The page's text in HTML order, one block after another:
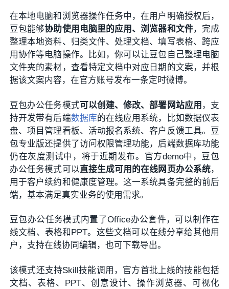
在本地电脑和浏览器操作任务中，在用户明确授权后，
豆包能够协助使用电脑里的应用、浏览器和文件，完成
整理本地资料、归类文件、处理文档、填写表格、跨应
用协作等电脑操作。比如，你可以让豆包自己整理电脑
文件夹的素材，查看特定文档中对应日期的文案，并根
据该文案内容，在官方账号发布一条定时微博。
豆包办公任务模式可以创建、修改、部署网站应用 ，支
持开发带有后端数据库的在线应用系统，比如数据仪表
盘、项目管理看板、活动报名系统、客户反馈工具。豆
包专业版还提供了访问权限管理功能，后端数据库功能
仍在灰度测试中，将于近期发布。官方demo中，豆包
办公任务模式可以直接生成可用的在线网页办公系统，
用于客户续约和健康度管理。这一系统具备完整的前后
端，基本满足真实业务的使用需求。
豆包办公任务模式内置了Office办公套件，可以制作在
线文档、表格和PPT。这些文档可以在线分享给其他用
户，支持在线协同编辑，也可下载导出。
该模式还支持Skill技能调用，官方首批上线的技能包括
文档、表格、PPT、创意设计、操作浏览器、可视化